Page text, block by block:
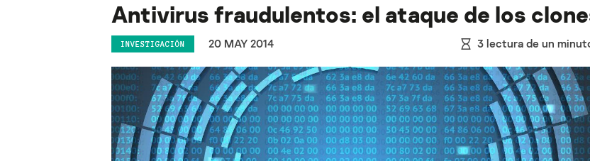
Antivirus fraudulentos: el ataque de los
INVESTIGACIÓN 20 MAY 2014 3 lectura de un